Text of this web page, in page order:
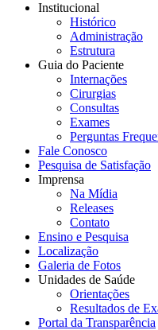
Institucional
Histórico
Administração
Estrutura
Guia do Paciente
Internações
Cirurgias
Consultas
Exames
Perguntas
Fale Conosco
Pesquisa de Satisfação
Imprensa
Na Mídia
Releases
Contato
Ensino e Pesquisa
Localização
Galeria de Fotos
Unidades de Saúde
Orientações
Resultados de
Portal da Transparência